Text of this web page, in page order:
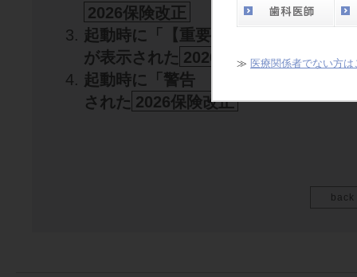
≫ 医療関係者でない方は
2026保険改正
起動時に「【重要】医院登録分点数
が表示された 2026保険改正
起動時に「警告 保険改正処理が行
された 2026保険改正
back